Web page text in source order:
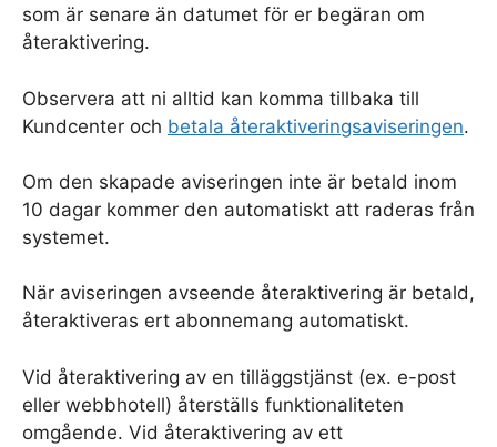
som är senare än datumet för er begäran om
återaktivering.
Observera att ni alltid kan komma tillbaka till
Kundcenter och betala återaktiveringsaviseringen.
Om den skapade aviseringen inte är betald inom
10 dagar kommer den automatiskt att raderas från
systemet.
När aviseringen avseende återaktivering är betald,
återaktiveras ert abonnemang automatiskt.
Vid återaktivering av en tilläggstjänst (ex. e-post
eller webbhotell) återställs funktionaliteten
omgående. Vid återaktivering av ett